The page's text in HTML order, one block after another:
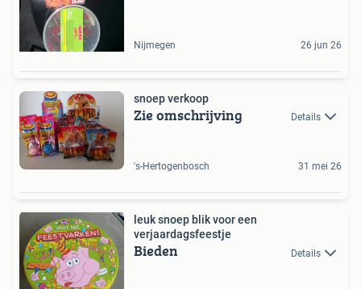
Nijmegen 26 jun 26
snoep verkoop
Zie omschrijving Details
's-Hertogenbosch 31 mei 26
leuk snoep blik voor een
verjaardagsfeestje
Bieden Details